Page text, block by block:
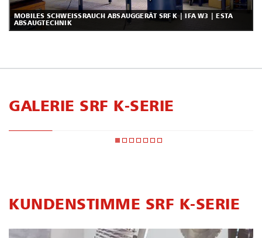
MOBILES SCHWEISSRAUCH ABSAUGGERÄT SRF K | IFA W3 | ESTA A
BSAUGTECHNIK
GALERIE SRF K-SERIE
KUNDENSTIMME SRF K-SERIE